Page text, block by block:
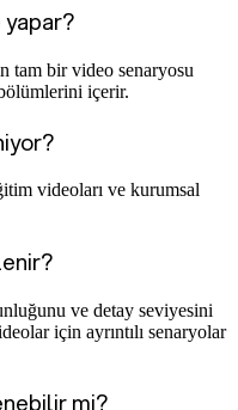
tam bir video senaryosu
içerir.
videoları ve kurumsal
ve detay seviyesini
için ayrıntılı senaryolar
mi?